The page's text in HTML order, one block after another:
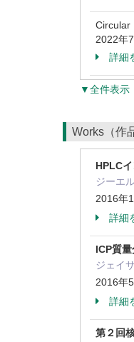
Circular
2022年
詳細
▼全件表示
Works（作
HPLC
ジーエ
2016年
詳細
ICP質
ジェイ
2016年
詳細
第２回